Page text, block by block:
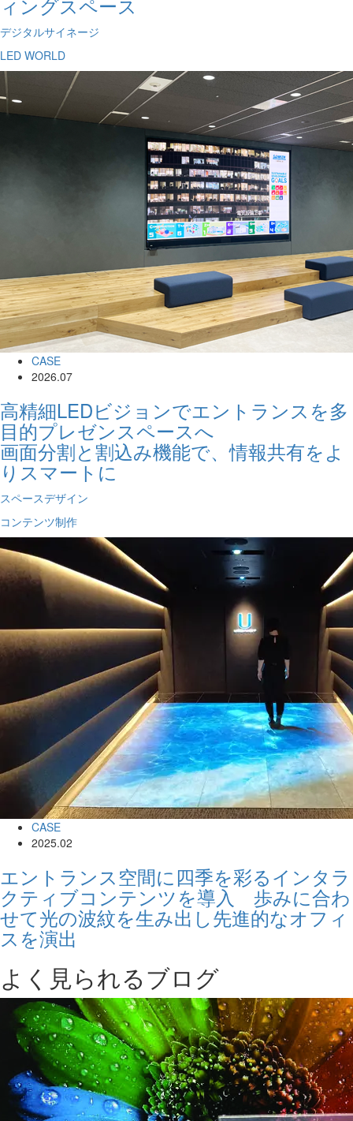
デジタルサイネージ
LED WORLD
CASE
2026.07
高精細LEDビジョンでエントランスを多
目的プレゼンスペースへ
画面分割と割込み機能で、情報共有をよ
りスマートに
スペースデザイン
コンテンツ制作
CASE
2025.02
エントランス空間に四季を彩るインタラ
クティブコンテンツを導入 歩みに合わ
せて光の波紋を生み出し先進的なオフィ
スを演出
よく見られるブログ